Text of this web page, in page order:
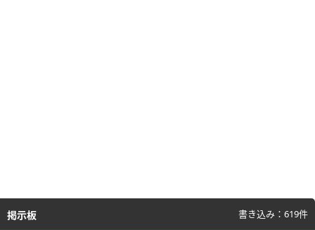
掲示板 書き込み：619件